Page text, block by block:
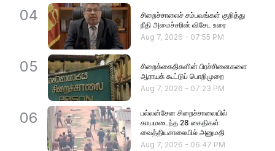
04
சிறைச்சாலைச் சம்பவங்கள் குறித்து
நீதி அமைச்சரின் விசேட உரை
Aug 7, 2026 - 07:55 PM
05
சிறைக்கைதிகளின் பிரச்சினைகளை
ஆராயக் கூட்டுப் பொறிமுறை
Aug 7, 2026 - 07:23 PM
06
பல்லன்சேன சிறைச்சாலையில்
காயமடைந்த 28 கைதிகள்
வைத்தியசாலையில் அனுமதி
Aug 7, 2026 - 06:47 PM